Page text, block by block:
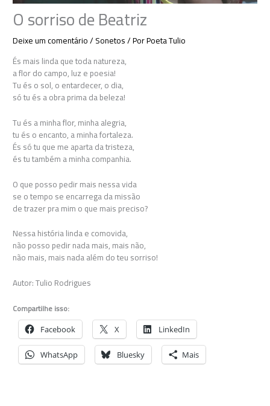
O sorriso de Beatriz
Deixe um comentário/Sonetos/ PorPoeta Tulio
És mais linda que toda natureza,
a flor do campo, luz e poesia!
Tu és o sol, o entardecer, o dia,
só tu és a obra prima da beleza!
Tu és a minha flor, minha alegria,
tu és o encanto, a minha fortaleza.
És só tu que me aparta da tristeza,
és tu também a minha companhia.
O que posso pedir mais nessa vida
se o tempo se encarrega da missão
de trazer pra mim o que mais preciso?
Nessa história linda e comovida,
não posso pedir nada mais, mais não,
não mais, mais nada além do teu sorriso!
Autor: Tulio Rodrigues
Compartilhe isso:
Facebook X LinkedIn
WhatsApp Bluesky Mais